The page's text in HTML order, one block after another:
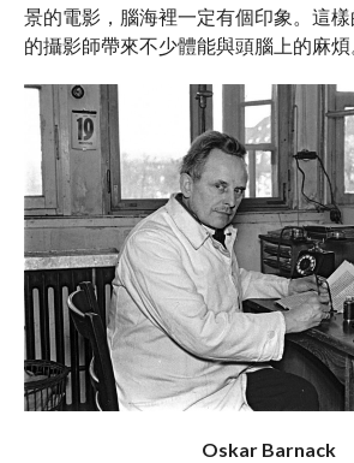
景的電影，腦海裡一定有個印象。這樣
的攝影師帶來不少體能與頭腦上的麻煩
Oskar Barnack